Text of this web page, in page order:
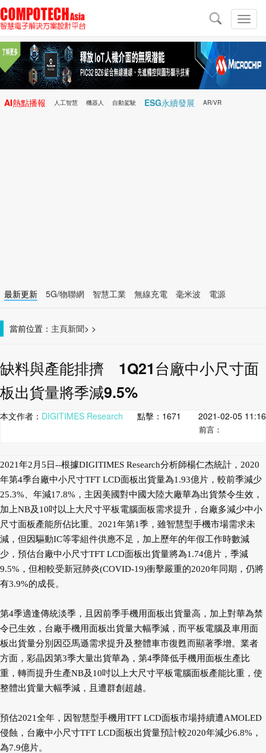
切
換
導
導
航
AI熱點播報 人工智慧 機器人 自動駕駛 ESG永續發展 AR/VR
最新更新 5G/物聯網 智慧工業 無線充電 毫米波
電源
當前位置： 主頁 >
新聞 >
缺料與產能排擠 1Q21台廠中小尺寸面
板出貨量將季減9.5%
本文作者： DIGITIMES Research 點擊： 1671 2021-02-05 11:16
前言：
2021年2月5日--根據DIGITIMES Research分析師楊仁杰統計，2020
年第4季台廠中小尺寸TFT LCD面板出貨量為1.93億片，較前季減少
25.3%、年減17.8%，主因美國對中國大陸大廠華為出貨禁令生效，
加上NB及10吋以上大尺寸平板電腦面板需求提升，台廠多減少中小
尺寸面板產能所佔比重。2021年第1季，雖智慧型手機市場需求未
減，但因驅動IC等零組件供應不足，加上歷年的年假工作時數減
少，預估台廠中小尺寸TFT LCD面板出貨量將為1.74億片，季減
9.5%，但相較受新冠肺炎(COVID-19)衝擊嚴重的2020年同期，仍將
有3.9%的成長。
第4季適逢傳統淡季，且因前季手機用面板出貨量高，加上對華為禁
令已生效，台廠手機用面板出貨量大幅季減，而平板電腦及車用面
板出貨量分別因亞馬遜需求提升及整體車市復甦而顯著季增。業者
方面，彩晶因第3季大量出貨華為，第4季降低手機用面板生產比
重，轉而提升生產NB及10吋以上大尺寸平板電腦面板產能比重，使
整體出貨量大幅季減，且遭群創超越。
預估2021全年，因智慧型手機用TFT LCD面板市場持續遭AMOLED
侵蝕，台廠中小尺寸TFT LCD面板出貨量預計較2020年減少6.8%，
為7.9億片。